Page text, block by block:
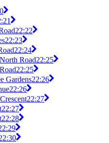
22:22
22:23
22:24
Road22:25
22:25
Gardens22:26
22:26
22:27
22:27
22:28